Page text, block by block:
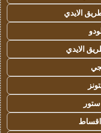
الايدي
الايدي